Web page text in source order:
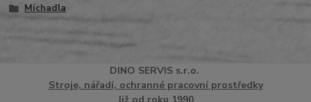
Míchadla
DINO SERVISs.r.o.
Stroje, nářadí, ochranné pracovní prostředky